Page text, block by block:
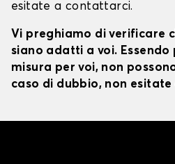
esitate a contattarci.
Vi preghiamo di verificare
siano adatti a voi. Essendo
misura per voi, non
caso di dubbio, non